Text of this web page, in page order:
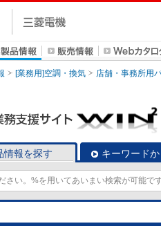
[業務用]空調・換気 店舗・事務所用
情報を探す キーワード